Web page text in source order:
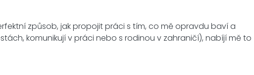
způsob, jak propojit práci s tím, co mě opravdu baví a
komunikují v práci nebo s rodinou v zahraničí), nabíjí mě to